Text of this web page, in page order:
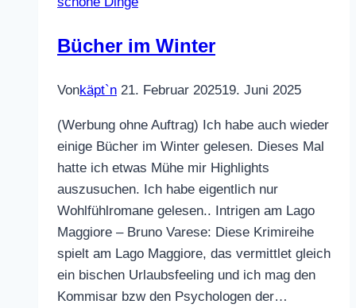
Bücher im Winter
Vonkäpt`n 21. Februar 202519. Juni 2025
(Werbung ohne Auftrag) Ich habe auch wieder
einige Bücher im Winter gelesen. Dieses Mal
hatte ich etwas Mühe mir Highlights
auszusuchen. Ich habe eigentlich nur
Wohlfühlromane gelesen.. Intrigen am Lago
Maggiore – Bruno Varese: Diese Krimireihe
spielt am Lago Maggiore, das vermittlet gleich
ein bischen Urlaubsfeeling und ich mag den
Kommisar bzw den Psychologen der…